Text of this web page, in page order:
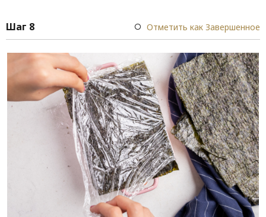
Шаг 8 Отметить как Завершенное